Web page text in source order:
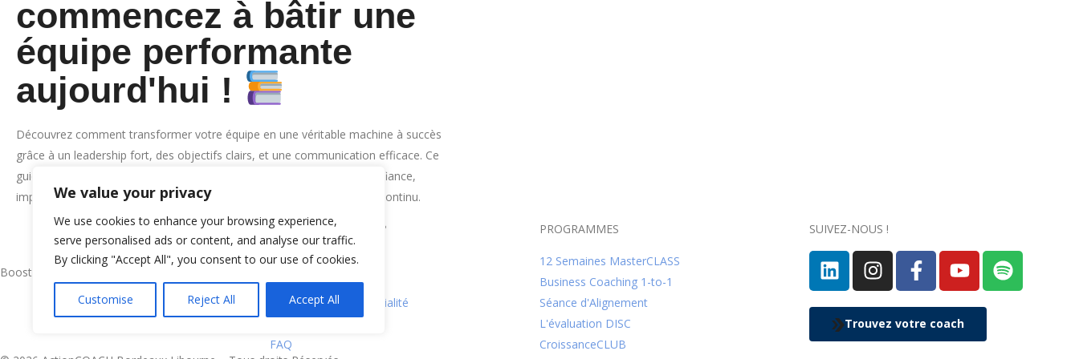
We value your privacy
We use cookies to enhance your browsing experience,
serve personalised ads or content, and analyse our traffic.
By clicking "Accept All", you consent to our use of cookies.
Customise Reject All Accept All
commencez à bâtir une
équipe performante
aujourd'hui !
Découvrez comment transformer votre équipe en une véritable machine à succès
grâce à un leadership fort, des objectifs clairs, et une communication efficace. Ce
guide pratique vous donnera les clés pour instaurer une culture de confiance,
impliquer vos collaborateurs à 100%, et encourager un apprentissage continu.
Booster l’Entreprise, Libérer l’Entrepreneur
QUI SOMMES-NOUS ?
Notre Histoire
L’équipe
Politique de Confidentialité
FAQ
PROGRAMMES
12 Semaines MasterCLASS
Business Coaching 1-to-1
Séance d'Alignement
L'évaluation DISC
CroissanceCLUB
SUIVEZ-NOUS !
Trouvez votre coach